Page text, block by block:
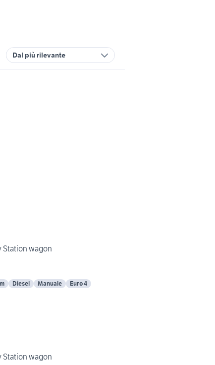
Dal più rilevante
Station wagon
Diesel Manuale Euro 4
Station wagon